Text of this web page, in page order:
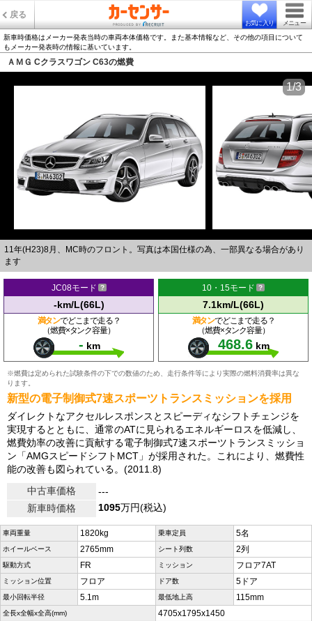
戻る
お気に入り メニュー
新車時価格はメーカー発表当時の車両本体価格です。また基本情報など、その他の項目について
もメーカー発表時の情報に基いています。
ＡＭＧ Cクラスワゴン C63の燃費
11年(H23)8月、MC時のフロント。写真は本国仕様の為、一部異なる場合があり
ます
1/3
JC08モード
-km/L(66L)
満タンでどこまで走る？
（燃費×タンク容量）
- km
10・15モード
7.1km/L(66L)
満タンでどこまで走る？
（燃費×タンク容量）
468.6 km
※燃費は定められた試験条件の下での数値のため、走行条件等により実際の燃料消費率は異な
ります。
新型の電子制御式7速スポーツトランスミッションを採用
ダイレクトなアクセルレスポンスとスピーディなシフトチェンジを
実現するとともに、通常のATに見られるエネルギーロスを低減し、
燃費効率の改善に貢献する電子制御式7速スポーツトランスミッショ
ン「AMGスピードシフトMCT」が採用された。これにより、燃費性
能の改善も図られている。(2011.8)
中古車価格
---
新車時価格
1095万円(税込)
車両重量 1820kg 乗車定員 5名
ホイールベース 2765mm シート列数 2列
駆動方式 FR ミッション フロア7AT
ミッション位置 フロア ドア数 5ドア
最小回転半径 5.1m 最低地上高 115mm
全長x全幅x全高(mm) 4705x1795x1450